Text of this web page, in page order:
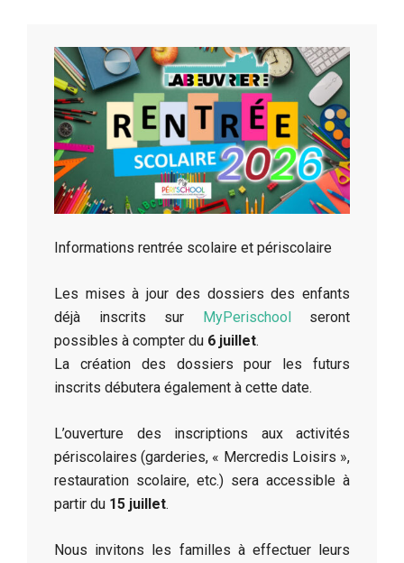
Informations rentrée scolaire et périscolaire
Les mises à jour des dossiers des enfants
déjà inscrits sur MyPerischool seront
possibles à compter du 6 juillet.
La création des dossiers pour les futurs
inscrits débutera également à cette date.
L’ouverture des inscriptions aux activités
périscolaires (garderies, « Mercredis Loisirs »,
restauration scolaire, etc.) sera accessible à
partir du 15 juillet.
Nous invitons les familles à effectuer leurs